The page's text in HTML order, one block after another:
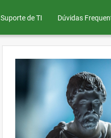
Suporte de TI Dúvidas